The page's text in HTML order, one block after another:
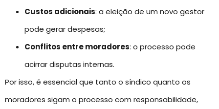
Custos adicionais: a eleição de um novo gestor
pode gerar despesas;
Conflitos entre moradores: o processo pode
acirrar disputas internas.
Por isso, é essencial que tanto o síndico quanto os
moradores sigam o processo com responsabilidade,